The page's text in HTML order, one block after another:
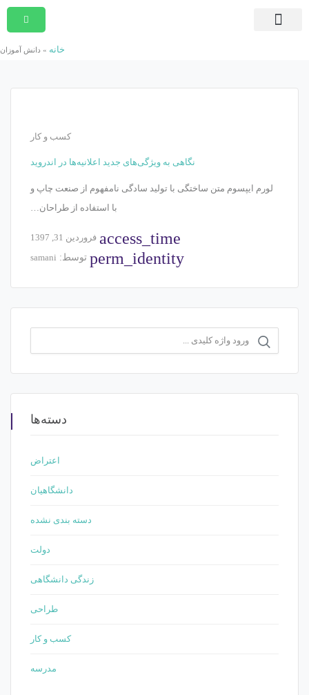
خانه » دانش آموزان
کسب و کار
نگاهی به ویژگی‌های جدید اعلانیه‌ها در اندروید
لورم ایپسوم متن ساختگی با تولید سادگی نامفهوم از صنعت چاپ و
با استفاده از طراحان…
access_time فروردین 31, 1397
perm_identity توسط: samani
دسته‌ها
اعتراض
دانشگاهیان
دسته بندی نشده
دولت
زندگی دانشگاهی
طراحی
کسب و کار
مدرسه